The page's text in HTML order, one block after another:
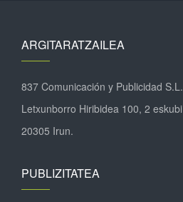
ARGITARATZAILEA
837 Comunicación y Publicidad S.L.
Letxunborro Hiribidea 100, 2 eskubi
20305 Irun.
PUBLIZITATEA